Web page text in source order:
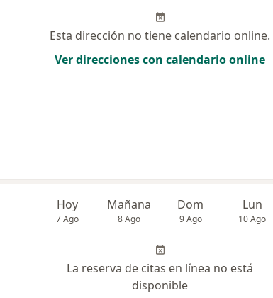
Esta dirección no tiene calendario online.
Ver direcciones con calendario online
Hoy
7 Ago
Mañana
8 Ago
Dom
9 Ago
Lun
10 Ago
La reserva de citas en línea no está
disponible